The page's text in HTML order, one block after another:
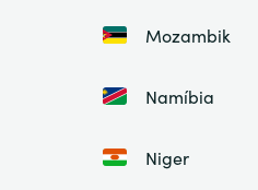
Mozambik
Namíbia
Niger